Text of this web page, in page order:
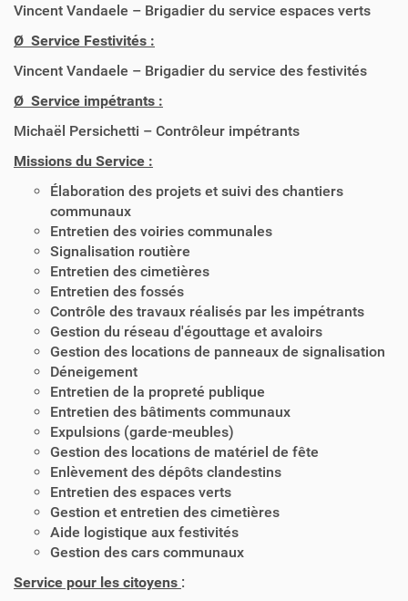
Vincent Vandaele – Brigadier du service espaces verts
Ø Service Festivités :
Vincent Vandaele – Brigadier du service des festivités
Ø Service impétrants :
Michaël Persichetti – Contrôleur impétrants
Missions du Service :
Élaboration des projets et suivi des chantiers
communaux
Entretien des voiries communales
Signalisation routière
Entretien des cimetières
Entretien des fossés
Contrôle des travaux réalisés par les impétrants
Gestion du réseau d'égouttage et avaloirs
Gestion des locations de panneaux de signalisation
Déneigement
Entretien de la propreté publique
Entretien des bâtiments communaux
Expulsions (garde-meubles)
Gestion des locations de matériel de fête
Enlèvement des dépôts clandestins
Entretien des espaces verts
Gestion et entretien des cimetières
Aide logistique aux festivités
Gestion des cars communaux
Service pour les citoyens :